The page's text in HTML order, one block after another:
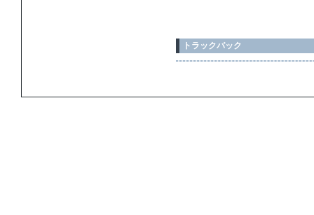
トラックバック